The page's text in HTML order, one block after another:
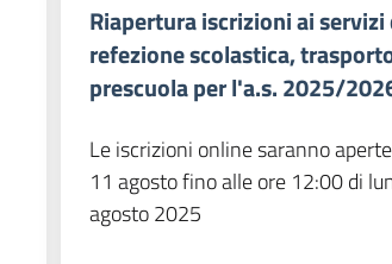
Riapertura iscrizioni ai servizi
refezione scolastica,
prescuola per l'a.s. 2025/
Le iscrizioni online saranno
11 agosto fino alle ore 12:00 di
agosto 2025